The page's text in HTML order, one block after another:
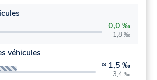
0,0 ‰
1,8 ‰
véhicules
≈ 1,5 ‰
3,4 ‰